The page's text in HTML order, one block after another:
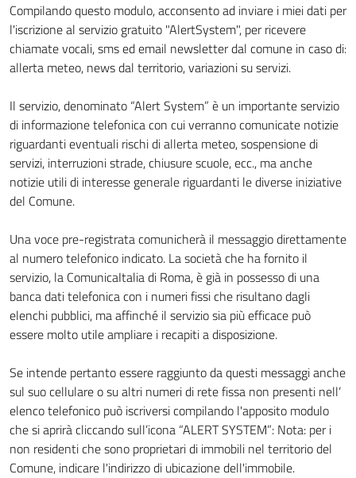
Compilando questo modulo, acconsento ad inviare i miei dati per
l'iscrizione al servizio gratuito "AlertSystem", per ricevere
chiamate vocali, sms ed email newsletter dal comune in caso di:
allerta meteo, news dal territorio, variazioni su servizi.
Il servizio, denominato “Alert System” è un importante servizio
di informazione telefonica con cui verranno comunicate notizie
riguardanti eventuali rischi di allerta meteo, sospensione di
servizi, interruzioni strade, chiusure scuole, ecc., ma anche
notizie utili di interesse generale riguardanti le diverse iniziative
del Comune.
Una voce pre-registrata comunicherà il messaggio direttamente
al numero telefonico indicato. La società che ha fornito il
servizio, la ComunicaItalia di Roma, è già in possesso di una
banca dati telefonica con i numeri fissi che risultano dagli
elenchi pubblici, ma affinché il servizio sia più efficace può
essere molto utile ampliare i recapiti a disposizione.
Se intende pertanto essere raggiunto da questi messaggi anche
sul suo cellulare o su altri numeri di rete fissa non presenti nell’
elenco telefonico può iscriversi compilando l'apposito modulo
che si aprirà cliccando sull’icona “ALERT SYSTEM”: Nota: per i
non residenti che sono proprietari di immobili nel territorio del
Comune, indicare l'indirizzo di ubicazione dell'immobile.